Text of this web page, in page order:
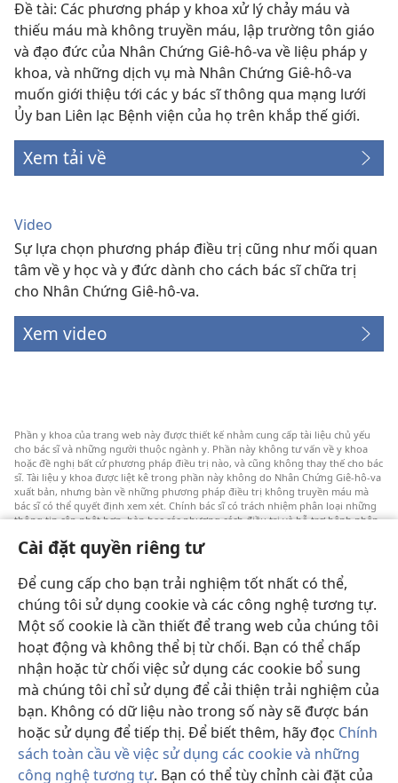
Cài đặt quyền riêng tư
Để cung cấp cho bạn trải nghiệm tốt nhất có thể,
chúng tôi sử dụng cookie và các công nghệ tương tự.
Một số cookie là cần thiết để trang web của chúng tôi
hoạt động và không thể bị từ chối. Bạn có thể chấp
nhận hoặc từ chối việc sử dụng các cookie bổ sung
mà chúng tôi chỉ sử dụng để cải thiện trải nghiệm của
bạn. Không có dữ liệu nào trong số này sẽ được bán
hoặc sử dụng để tiếp thị. Để biết thêm, hãy đọc Chính
sách toàn cầu về việc sử dụng các cookie và những
công nghệ tương tự. Bạn có thể tùy chỉnh cài đặt của
Đề tài: Các phương pháp y khoa xử lý chảy máu và
thiếu máu mà không truyền máu, lập trường tôn giáo
và đạo đức của Nhân Chứng Giê-hô-va về liệu pháp y
khoa, và những dịch vụ mà Nhân Chứng Giê-hô-va
muốn giới thiệu tới các y bác sĩ thông qua mạng lưới
Ủy ban Liên lạc Bệnh viện của họ trên khắp thế giới.
Xem tải về
Video
Sự lựa chọn phương pháp điều trị cũng như mối quan
tâm về y học và y đức dành cho cách bác sĩ chữa trị
cho Nhân Chứng Giê-hô-va.
Xem video
Phần y khoa của trang web này được thiết kế nhằm cung cấp tài liệu chủ yếu
cho bác sĩ và những người thuộc ngành y. Phần này không tư vấn về y khoa
hoặc đề nghị bất cứ phương pháp điều trị nào, và cũng không thay thế cho bác
sĩ. Tài liệu y khoa được liệt kê trong phần này không do Nhân Chứng Giê-hô-va
xuất bản, nhưng bàn về những phương pháp điều trị không truyền máu mà
bác sĩ có thể quyết định xem xét. Chính bác sĩ có trách nhiệm phân loại những
thông tin cập nhật hơn, bàn bạc các phương cách điều trị và hỗ trợ bệnh nhân
tin của bệnh nhân. Không phải tất cả các phương pháp được liệt kê đều thích
hợp cho mọi bệnh nhân.
Đôi lời với bệnh nhân: Xin luôn hỏi ý kiến của bác sĩ về vấn đề sức khỏe và cách
điều trị. Cần đi khám bác sĩ nếu cảm thấy bệnh.
Việc sử dụng trang web này được chi phối bởi các điều khoản sử dụng.
Chế độ nền